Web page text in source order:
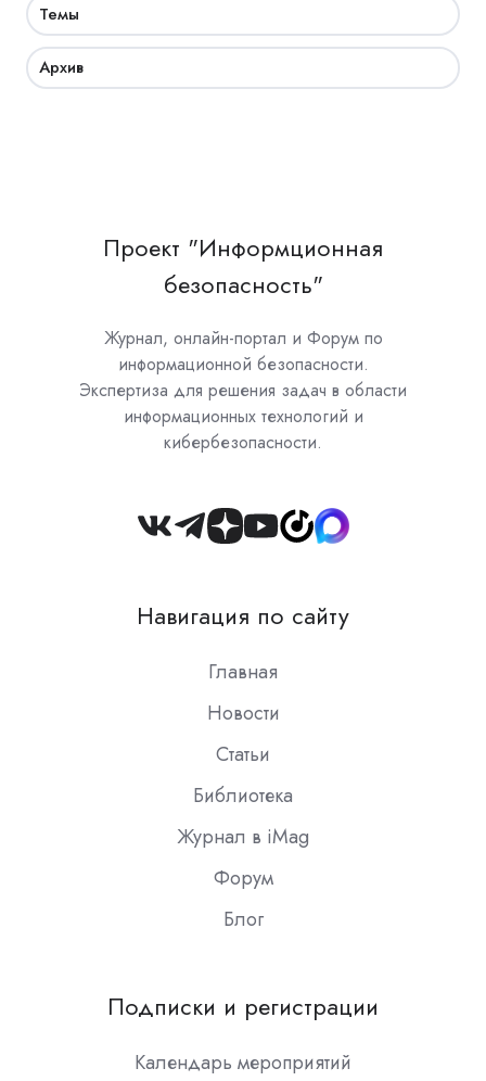
Темы
Архив
Проект "Информционная
безопасность"
Журнал, онлайн-портал и Форум по
информационной безопасности.
Экспертиза для решения задач в области
информационных технологий и
кибербезопасности.
Join
Slack
Навигация по сайту
Главная
Новости
Статьи
Библиотека
Журнал в iMag
Форум
Блог
Подписки и регистрации
Календарь мероприятий